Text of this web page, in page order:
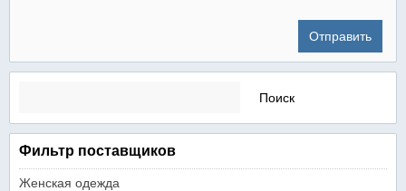
Найти:
Фильтр поставщиков
Женская одежда